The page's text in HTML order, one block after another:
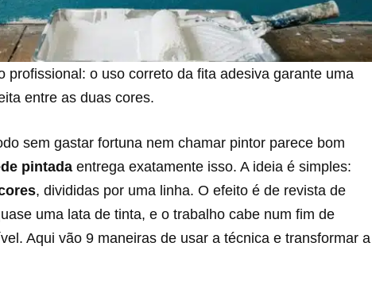
profissional: o uso correto da fita adesiva garante uma
entre as duas cores.
sem gastar fortuna nem chamar pintor parece bom
pintada entrega exatamente isso. A ideia é simples:
, divididas por uma linha. O efeito é de revista de
uma lata de tinta, e o trabalho cabe num fim de
Aqui vão 9 maneiras de usar a técnica e transformar a